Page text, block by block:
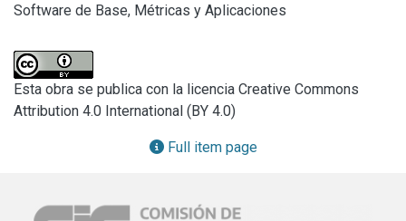
Software de Base, Métricas y Aplicaciones
Esta obra se publica con la licencia Creative Commons
Attribution 4.0 International (BY 4.0)
Full item page